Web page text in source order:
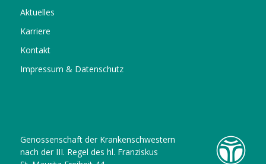
Aktuelles
Karriere
Kontakt
Impressum & Datenschutz
Genossenschaft der Krankenschwestern
nach der III. Regel des hl. Franziskus